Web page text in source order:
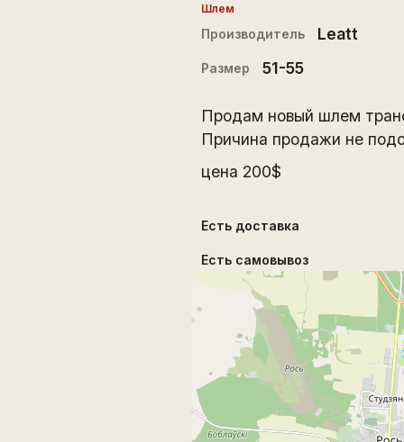
Шлем
Производитель Leatt
Размер 51-55
Продам новый шлем
Причина продажи не
цена 200$
Есть доставка
Есть самовывоз